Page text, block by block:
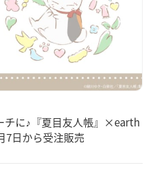
チに♪『夏目友人帳』×earth
7日から受注販売